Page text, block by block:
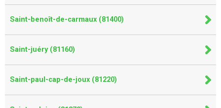
Saint-benoît-de-carmaux (81400)
Saint-juéry (81160)
Saint-paul-cap-de-joux (81220)